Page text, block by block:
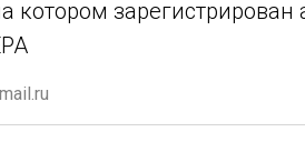
котором